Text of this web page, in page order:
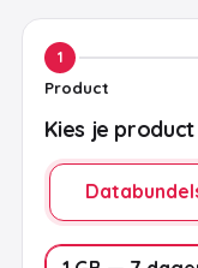
1
Product
Kies je product